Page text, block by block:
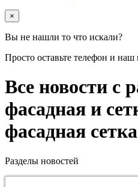
×
Вы не нашли то что искали?
Просто оставьте телефон и
Все новости с
фасадная и
фасадная
Разделы новостей